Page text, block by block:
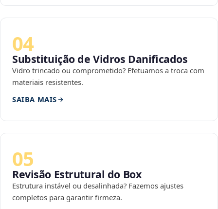
04
Substituição de Vidros Danificados
Vidro trincado ou comprometido? Efetuamos a troca com
materiais resistentes.
SAIBA MAIS
05
Revisão Estrutural do Box
Estrutura instável ou desalinhada? Fazemos ajustes
completos para garantir firmeza.